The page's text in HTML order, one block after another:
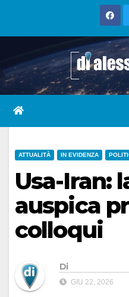
ATTUALITÀ IN EVIDENZA
Usa-Iran:
auspica
colloqui
Di
GIU 22, 2026